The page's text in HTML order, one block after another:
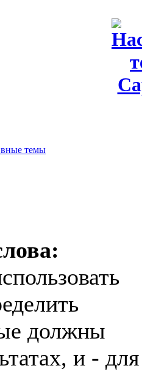
темы
должны
и - для